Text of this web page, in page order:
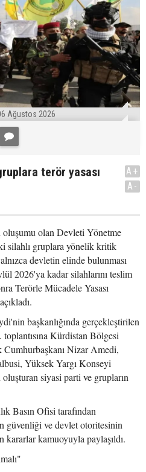
Ağustos 2026
terör yasası
A+
A-
olan Devleti Yönetme
silahlı gruplara yönelik kritik
devletin elinde bulunması
2026'ya kadar silahlarını teslim
Terörle Mücadele Yasası
başkanlığında gerçekleştirilen
Kürdistan Bölgesi
Nizar Amedi,
Yüksek Yargı Konseyi
siyasi parti ve grupların
Basın Ofisi tarafından
güvenliği ve devlet otoritesinin
kararlar kamuoyuyla paylaşıldı.